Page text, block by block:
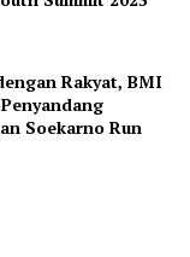
Rakyat, BMI
Soekarno Run